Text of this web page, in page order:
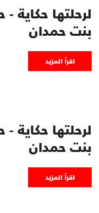
لرحلتها حكاية
بنت حمدان
اقرأ المزيد
لرحلتها حكاية
بنت حمدان
اقرأ المزيد